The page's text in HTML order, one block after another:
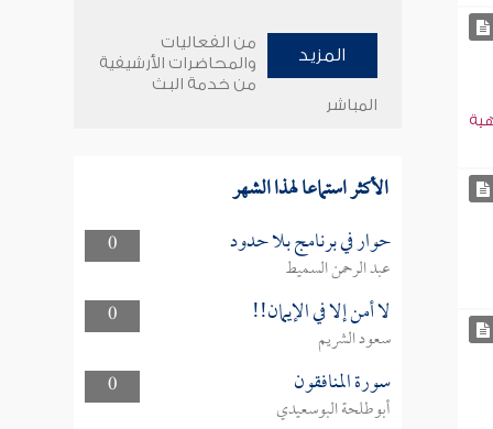
المزيد
من الفعاليات
والمحاضرات الأرشيفية
من خدمة البث
المباشر
الأكثر استماعا لهذا الشهر
0 حوار في برنامج بلا حدود
عبد الرحمن السميط
0
لا أمن إلا في الإيمان!!
سعود الشريم
0
سورة المنافقون
أبوطلحة البوسعيدي